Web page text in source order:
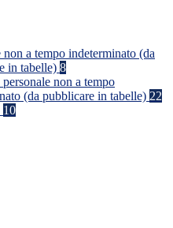
non a tempo indeterminato (da
in tabelle) 8
non a tempo
(da pubblicare in tabelle) 22
10